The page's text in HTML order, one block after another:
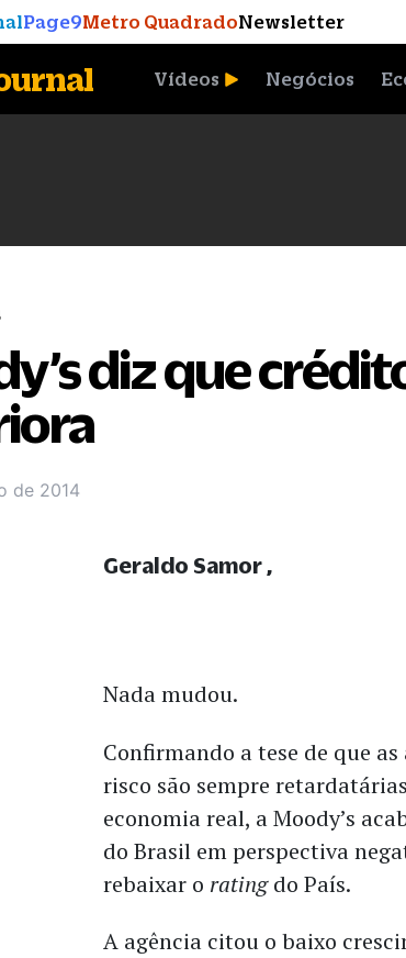
Page9Metro QuadradoNewsletter
Vídeos Negócios
diz que
de 2014
Nada mudou.
Confirmando a tese de que
risco são sempre
economia real, a Moody’s
do Brasil em perspectiva
rebaixar o ratingdo País.
A agência citou o baixo
Geraldo Samor